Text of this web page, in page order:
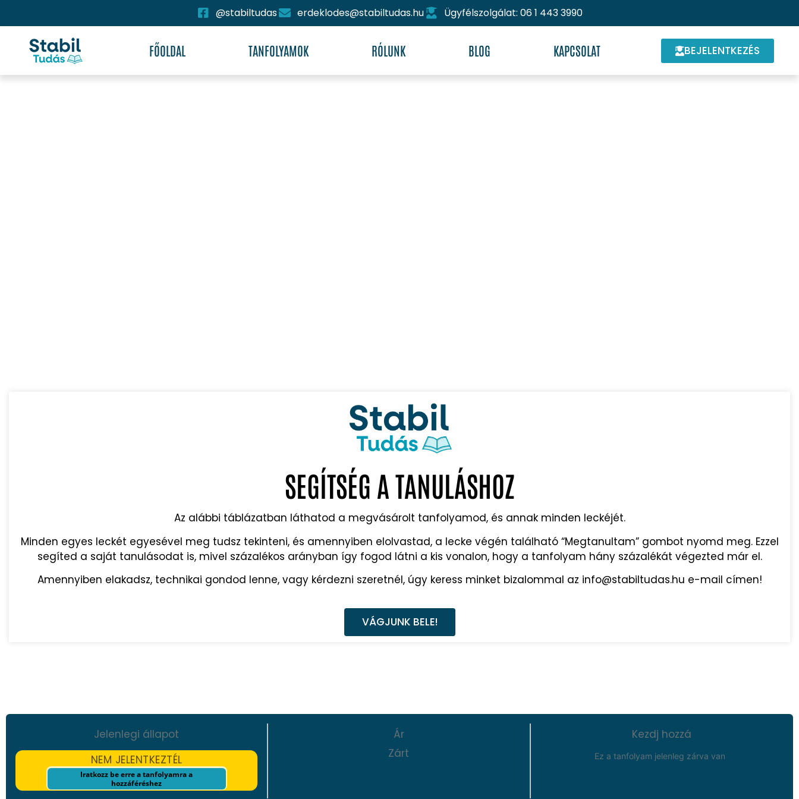
@stabiltudas erdeklodes@stabiltudas.hu Ügyfélszolgálat: 06 1 443 3990
FŐOLDAL TANFOLYAMOK RÓLUNK BLOG KAPCSOLAT BEJELENTKEZÉS
SEGÍTSÉG A TANULÁSHOZ
Az alábbi táblázatban láthatod a megvásárolt tanfolyamod, és annak minden leckéjét.
Minden egyes leckét egyesével meg tudsz tekinteni, és amennyiben elolvastad, a lecke végén található “Megtanultam” gombot nyomd meg. Ezzel
segíted a saját tanulásodat is, mivel százalékos arányban így fogod látni a kis vonalon, hogy a tanfolyam hány százalékát végezted már el.
Amennyiben elakadsz, technikai gondod lenne, vagy kérdezni szeretnél, úgy keress minket bizalommal az info@stabiltudas.hu e-mail címen!
VÁGJUNK BELE!
Jelenlegi állapot
NEM JELENTKEZTÉL
Iratkozz be erre a tanfolyamra a
hozzáféréshez
Ár
Zárt
Kezdj hozzá
Ez a tanfolyam jelenleg zárva van